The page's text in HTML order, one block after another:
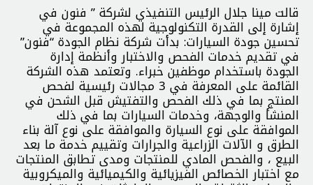
قالت مينا جلال الرئيس التنفيذي لشركة ” فنون في
إشارة إلى القدرة التكنولوجية لهذه المجموعة في
تحسين جودة السيارات: بدأت شركة نظام الجودة “فنون”
في تقديم خدمات الفحص والاختبار وأنظمة إدارة
الجودة باستخدام موظفين خبراء. وتعتمد هذه الشركة
القائمة على المعرفة في 3 مجالات رئيسية لفحص
المنتج بما في ذلك الفحص والتفتيش قبل الشحن في
المنشأ والوجهة، وخدمات السيارات بما في ذلك
الموافقة على نوع السيارة والموافقة على نوع آلة بناء
الطرق و الآلات الزراعية والجرارات وتقييم خدمة ما بعد
البيع ، والفحص المادي للمنتجات ومدى تطابق المنتجات
مع اختبار الخصائص الفيزيائية والكيميائية والميكروبية